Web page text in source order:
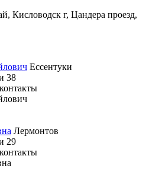
Кисловодск г, Цандера проезд,
Ессентуки
38
Лермонтов
29